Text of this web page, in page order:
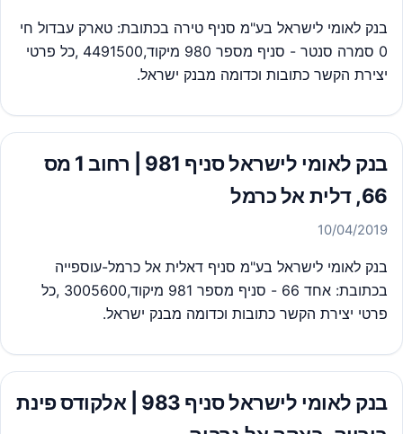
בנק לאומי לישראל בע"מ סניף טירה בכתובת: טארק עבדול חי
0 סמרה סנטר - סניף מספר 980 מיקוד,4491500 ,כל פרטי
יצירת הקשר כתובות וכדומה מבנק ישראל.
בנק לאומי לישראל סניף 981 | רחוב 1 מס
66, דלית אל כרמל
10/04/2019
בנק לאומי לישראל בע"מ סניף דאלית אל כרמל-עוספייה
בכתובת: אחד 66 - סניף מספר 981 מיקוד,3005600 ,כל
פרטי יצירת הקשר כתובות וכדומה מבנק ישראל.
בנק לאומי לישראל סניף 983 | אלקודס פינת